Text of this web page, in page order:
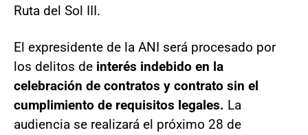
Ruta del Sol III.
El expresidente de la ANI será procesado por
los delitos de interés indebido en la
celebración de contratos y contrato sin el
cumplimiento de requisitos legales. La
audiencia se realizará el próximo 28 de